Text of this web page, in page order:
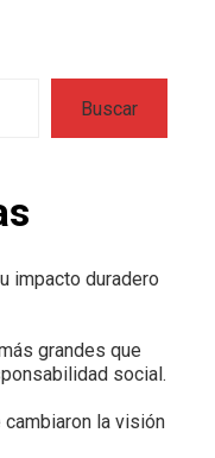
Buscar
impacto duradero
grandes que
social.
la visión